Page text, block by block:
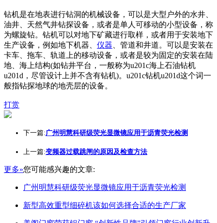
钻机是在地表进行钻洞的机械设备，可以是大型户外的水井、
油井、天然气井钻探设备，或者是单人可移动的小型设备，称
为螺旋钻。钻机可以对地下矿藏进行取样，或者用于安装地下
生产设备，例如地下机器、 仪器 、管道和井道。可以是安装在
卡车、拖车、轨道上的移动设备，或者是较为固定的安装在陆
地、海上结构(如钻井平台，一般称为u201c海上石油钻机
u201d，尽管设计上并不含有钻机)。u201c钻机u201d这个词一
般指钻探地球的地壳层的设备。
打赏
下一篇:广州明慧科研级荧光显微镜应用于沥青荧光检测
上一篇:变频器过载跳闸的原因及检查方法
更多»您可能感兴趣的文章:
广州明慧科研级荧光显微镜应用于沥青荧光检测
新型高效重型细碎机该如何选择合适的生产厂家